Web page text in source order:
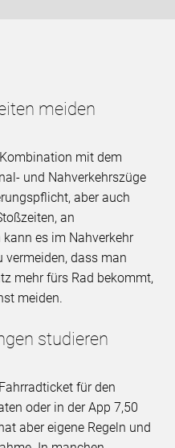
meiden
mit dem
und Nahverkehrszüge
aber auch
an
es im Nahverkehr
vermeiden, dass man
mehr fürs Rad bekommt,
meiden.
studieren
für den
oder in der App 7,50
aber eigene Regeln und